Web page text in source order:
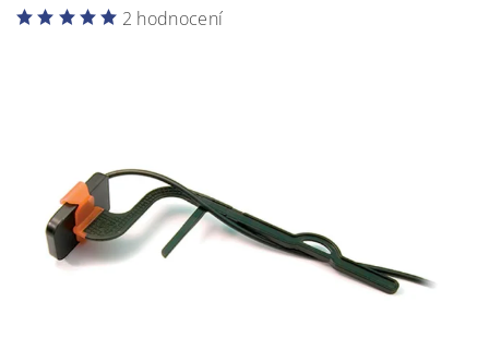
2 hodnocení